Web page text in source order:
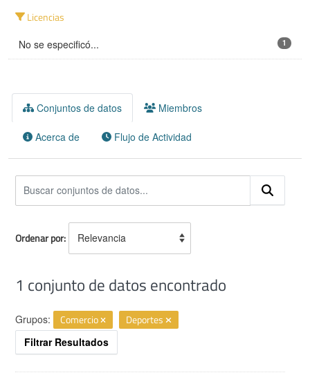
Licencias
No se especificó... 1
Conjuntos de datos Miembros
Acerca de Flujo de Actividad
Ordenar por
1 conjunto de datos encontrado
Grupos: Comercio Deportes
Filtrar Resultados